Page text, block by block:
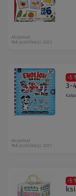
Aksjomat
Rok publikacji: 2022
-5
3-
Aksjomat
Rok publikacji: 2021
-5